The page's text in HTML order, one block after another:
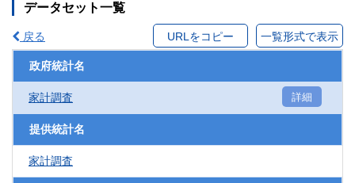
データセット一覧
戻る URLをコピー 一覧形式で表示
政府統計名
家計調査 詳細
提供統計名
家計調査